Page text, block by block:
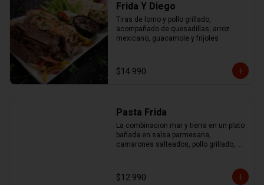
Frida Y Diego
Tiras de lomo y pollo grillado,
acompañado de quesadillas, arroz
mexicano, guacamole y frijoles
$14.990
Pasta Frida
La combinacion mar y tierra en un plato
bañada en salsa parmesana,
camarones salteados, pollo grillado,
$12.990